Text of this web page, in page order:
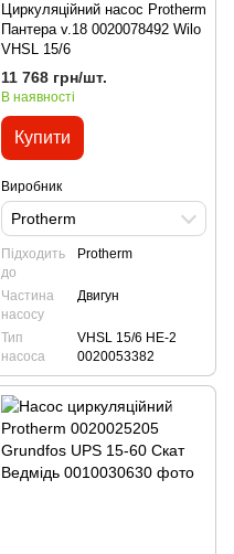
Циркуляційний насос Protherm
Пантера v.18 0020078492 Wilo
VHSL 15/6
11 768 грн/шт.
В наявності
Купити
Виробник
Protherm
Підходить
до
Protherm
Частина
насосу
Двигун
Тип
насоса
VHSL 15/6 HE-2
0020053382